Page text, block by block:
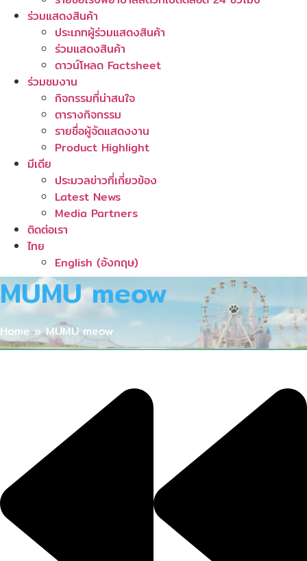
ร่วมแสดงสินค้า
ประเภทผู้ร่วมแสดงสินค้า
ร่วมแสดงสินค้า
ดาวน์โหลด Factsheet
ร่วมชมงาน
กิจกรรมที่น่าสนใจ
ตารางกิจกรรม
รายชื่อผู้จัดแสดงงาน
Product Highlight
มีเดีย
ประมวลข่าวที่เกี่ยวข้อง
Latest News
Media Partners
ติดต่อเรา
ไทย
English (อังกฤษ)
MUMU meow
Home »MUMU meow